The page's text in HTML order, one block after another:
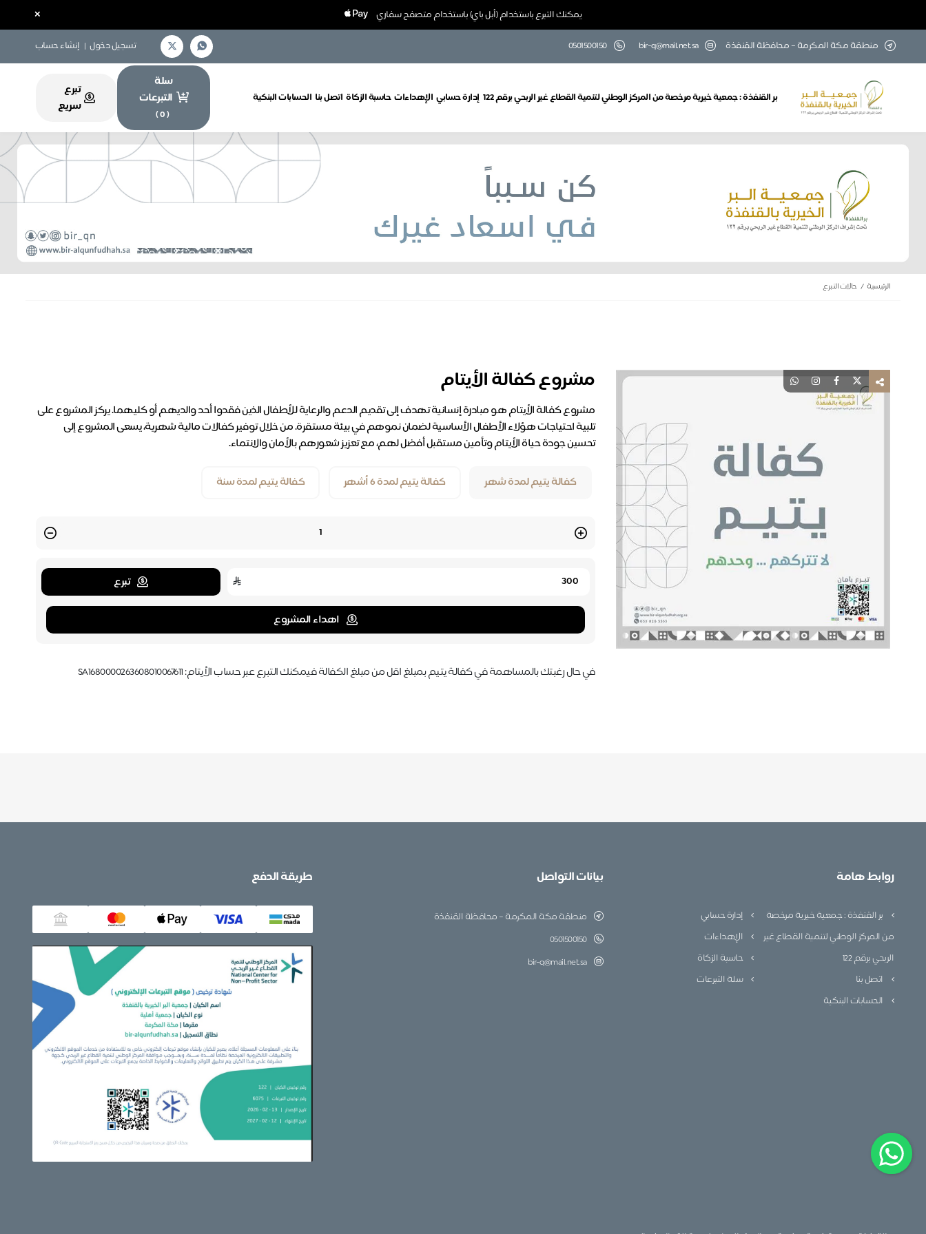
يمكنك التبرع باستخدام (أبل باي) باستخدام متصفح سفاري ×
منطقة مكة المكرمة – محافظة القنفذة bir-q@mail.net.sa
0501500150 تسجيل دخول | إنشاء حساب
بر القنفذة : جمعية خيرية مرخصة من المركز الوطني لتنمية القطاع غير الربحي برقم 122 إدارة حسابي الإهداءات حاسبة الزكاة اتصل بنا الحسابات البنكية
سلة
التبرعات
(
0
)
تبرع
سريع
الرئيسية حالات التبرع
مشروع كفالة الأيتام
مشروع كفالة الأيتام هو مبادرة إنسانية تهدف إلى تقديم الدعم والرعاية للأطفال الذين فقدوا أحد والديهم أو كليهما. يركز المشروع على
تلبية احتياجات هؤلاء الأطفال الأساسية لضمان نموهم في بيئة مستقرة. من خلال توفير كفالات مالية شهرية، يسعى المشروع إلى
تحسين جودة حياة الأيتام وتأمين مستقبل أفضل لهم، مع تعزيز شعورهم بالأمان والانتماء.
كفالة يتيم لمدة شهر كفالة يتيم لمدة 6 أشهر كفالة يتيم لمدة سنة
Quantity
تبرع
اهداء المشروع
في حال رغبتك بالمساهمة في كفالة يتيم بمبلغ اقل من مبلغ الكفالة فيمكنك التبرع عبر حساب الأيتام: SA1680000263608010067611
روابط هامة
بر القنفذة : جمعية خيرية مرخصة
من المركز الوطني لتنمية القطاع غير
الربحي برقم 122
إدارة حسابي
الإهداءات
حاسبة الزكاة
اتصل بنا
سلة التبرعات
الحسابات البنكية
بيانات التواصل
منطقة مكة المكرمة – محافظة القنفذة
0501500150
bir-q@mail.net.sa
طريقة الدفع